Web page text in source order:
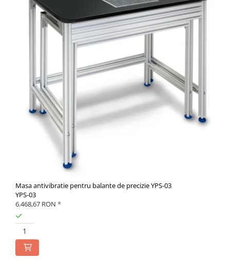
Masa antivibratie pentru balante de precizie YPS-03
YPS-03
6.468,67 RON *